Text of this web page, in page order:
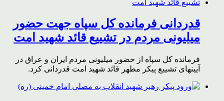
قدردانی فرمانده کل سپاه جهت حضور
میلیونی مردم در تشییع قائد شهید امت
فرمانده کل سپاه از حضور میلیونی مردم ایران و عراق در
آیینهای تشییع پیکر مطهر قائد شهید امت قدردانی کرد.